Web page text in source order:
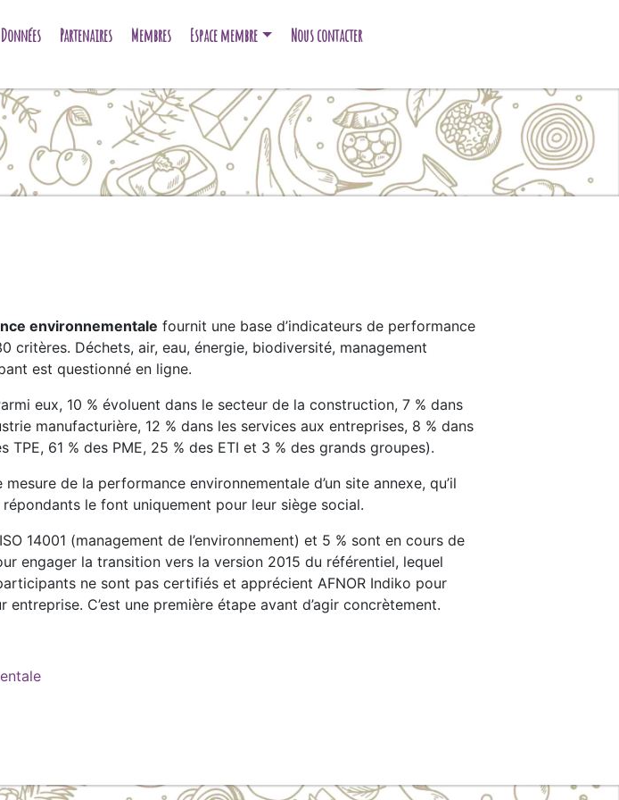
Partenaires Membres Espace membre Nous contacter
environnementale fournit une base d’indicateurs de performance
Déchets, air, eau, énergie, biodiversité, management
est questionné en ligne.
eux, 10 % évoluent dans le secteur de la construction, 7 % dans
manufacturière, 12 % dans les services aux entreprises, 8 % dans
61 % des PME, 25 % des ETI et 3 % des grands groupes).
de la performance environnementale d’un site annexe, qu’il
répondants le font uniquement pour leur siège social.
14001 (management de l’environnement) et 5 % sont en cours de
engager la transition vers la version 2015 du référentiel, lequel
ne sont pas certifiés et apprécient AFNOR Indiko pour
C’est une première étape avant d’agir concrètement.